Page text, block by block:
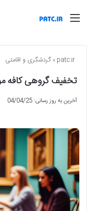
منو
»گردشگری و اقامتی
تخفیف گروهی کافه
آخرین به روز رسانی: 04/04/25